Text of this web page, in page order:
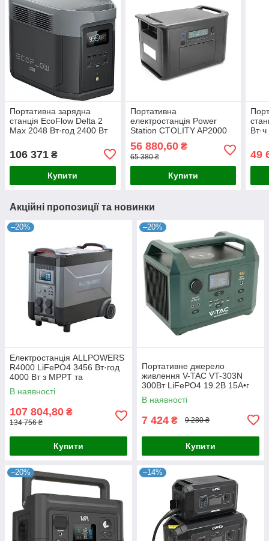
Портативна зарядна
станція EcoFlow Delta 2
Max 2048 Вт·год 2400 Вт
живлення будинку та
кемпінгу
106 371 ₴
Купити
Портативна
електростанція Power
Station CTOLITY AP2000
APP Control для
автономного живлення та
резерву дому
56 880,60₴
65 380 ₴
Купити
49
Акційні пропозиції та новинки
–20%
Електростанція ALLPOWERS
R4000 LiFePO4 3456 Вт·год
4000 Вт з MPPT та
керуванням через додаток
для автономного живлення
В наявності
107 804,80 ₴
134 756 ₴
Купити
–20%
Портативне джерело
живлення V-TAC VT-303N
300Вт LiFePO4 19.2В 15А•г
В наявності
7 424 ₴ 9 280 ₴
Купити
–20% –14%